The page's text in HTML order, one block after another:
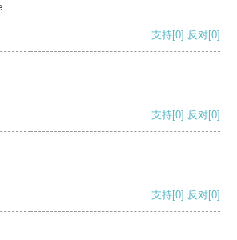
支持[0] 反对[0]
支持[0] 反对[0]
支持[0] 反对[0]